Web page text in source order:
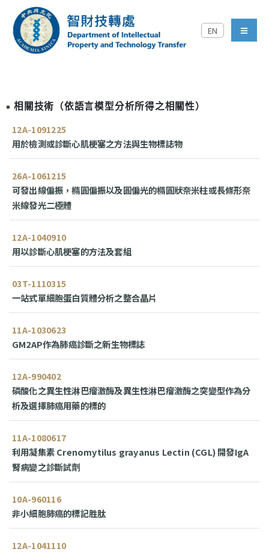
跳到主要內容區塊
中央研究院智財技轉處對
EN
menu
相關技術（依語言模型分析所得之相關性）
12A-1091225
用於檢測或診斷心肌梗塞之方法與生物標誌物
26A-1061215
可發出線偏振，橢圓偏振以及圓偏光的橢圓狀奈米柱或長條形奈
米線發光二極體
12A-1040910
用以診斷心肌梗塞的方法及套組
03T-1110315
一站式單細胞蛋白質體分析之整合晶片
11A-1030623
GM2AP作為肺癌診斷之新生物標誌
12A-990402
磷酸化之異生性淋巴瘤激酶及異生性淋巴瘤激酶之突變型作為分
析及選擇肺癌用藥的標的
11A-1080617
利用凝集素 Crenomytilus grayanus Lectin (CGL) 開發IgA
腎病變之診斷試劑
10A-960116
非小細胞肺癌的標記胜肽
12A-1041110